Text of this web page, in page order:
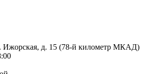
Ижорская, д. 15 (78-й километр МКАД)